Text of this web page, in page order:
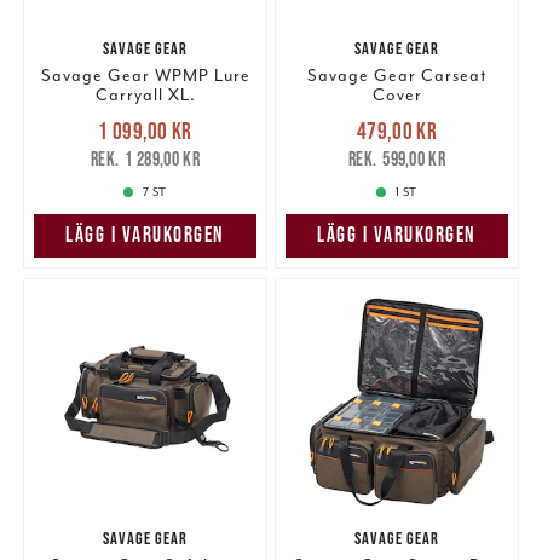
SAVAGE GEAR
Savage Gear WPMP Lure
Carryall XL.
Nuvarande pris
1 099,00 krTidigare pris
1 289,00 kr
1 099,00 kr
1 289,00 kr
7 ST
LÄGG I VARUKORGEN
SAVAGE GEAR
Savage Gear Carseat
Cover
Nuvarande pris
479,00 krTidigare pris
599,00 kr
479,00 kr
599,00 kr
1 ST
LÄGG I VARUKORGEN
SAVAGE GEAR SAVAGE GEAR